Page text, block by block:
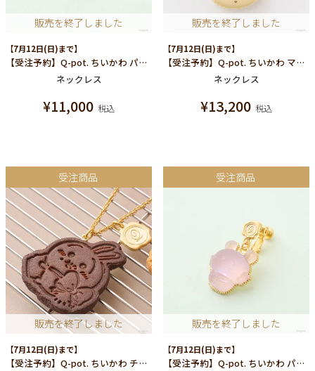
販売を終了しました
【7月12日(日)まで】
【受注予約】Q-pot. ちいかわ パートドゥフリュイ ネックレス(ちいかわ)
ネックレス
¥11,000 税込
販売を終了しました
【7月12日(日)まで】
【受注予約】Q-pot. ちいかわ マカロン ネックレス（うさぎ）
ネックレス
¥13,200 税込
受注商品
販売を終了しました
【7月12日(日)まで】
【受注予約】Q-pot. ちいかわ チョコレートクッキー ネックレス（うさぎ）
受注商品
販売を終了しました
【7月12日(日)まで】
【受注予約】Q-pot. ちいかわ パートドゥフリュイ イヤリング (モモンガ)/片耳売り